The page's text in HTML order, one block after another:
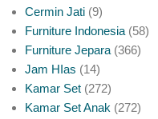
Cermin Jati 9
Furniture Indonesia 58
Furniture Jepara 366
Jam HIas 14
Kamar Set 272
Kamar Set Anak 272